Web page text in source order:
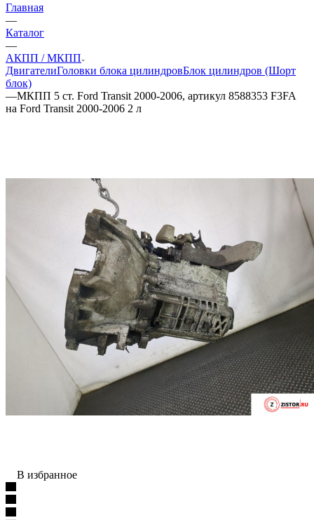
Главная
—
Каталог
—
АКПП / МКПП
ДвигателиГоловки блока цилиндровБлок цилиндров (Шорт
блок)
—МКПП 5 ст. Ford Transit 2000-2006, артикул 8588353 F3FA
на Ford Transit 2000-2006 2 л
В избранное